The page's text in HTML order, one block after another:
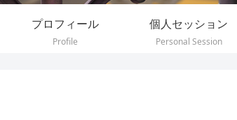
プロフィール
Profile
個人セッション
Personal Session